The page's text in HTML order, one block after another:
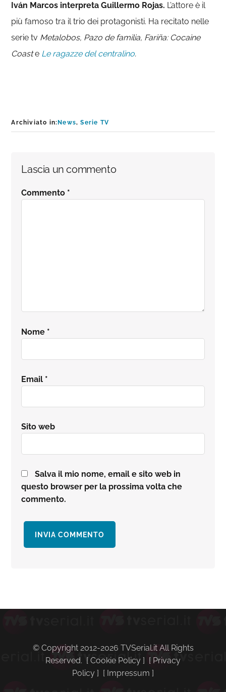
Iván Marcos interpreta Guillermo Rojas. L’attore è il
più famoso tra il trio dei protagonisti. Ha recitato nelle
serie tv Metalobos, Pazo de familia, Fariña: Cocaine
Coaste Le ragazze del centralino.
Archiviato in: News,Serie TV
Interazioni
del
Lascia un commento
Commento *
Nome *
Email *
Sito web
Salva il mio nome, email e sito web in
questo browser per la prossima volta che
commento.
primaria
© Copyright 2012-2026 TVSerial.it All Rights
Reserved. [ Cookie Policy ] [ Privacy
Policy ] [ Impressum ]